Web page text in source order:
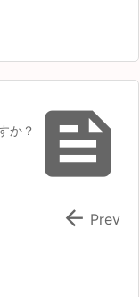

か？
 Prev